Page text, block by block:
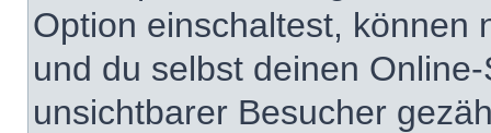
Option einschaltest, können
und du selbst deinen
unsichtbarer Besucher